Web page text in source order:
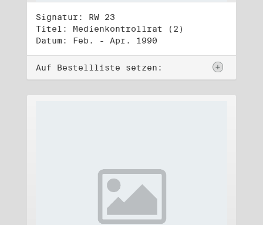
Signatur: RW 23
Titel: Medienkontrollrat (2)
Datum: Feb. - Apr. 1990
Auf Bestellliste setzen: